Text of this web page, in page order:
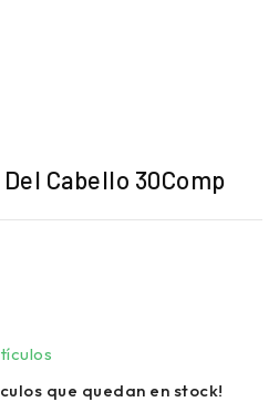
Cabello 30Comp
que quedan en stock!